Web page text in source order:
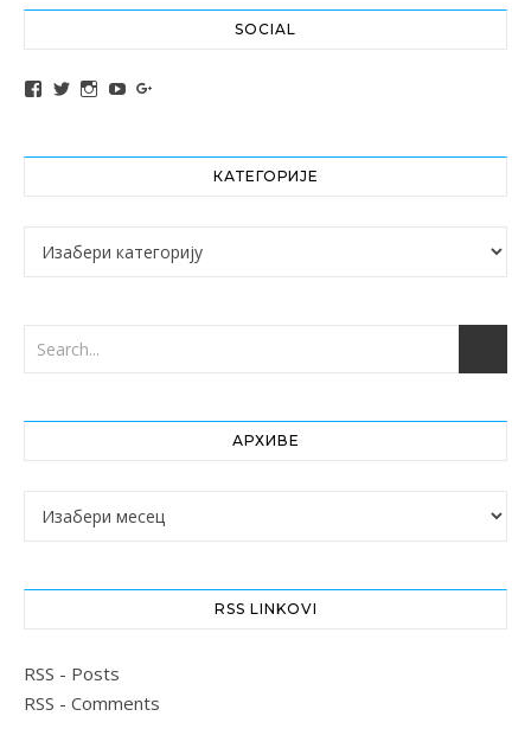
SOCIAL
View altochef’s profile on Facebook
View jovancica73’s profile on Twitter
View jovancica73’s profile on Instagram
View jovancica73’s profile on YouTube
КАТЕГОРИЈЕ
Категорије
АРХИВЕ
Архиве
RSS LINKOVI
RSS - Posts
RSS - Comments